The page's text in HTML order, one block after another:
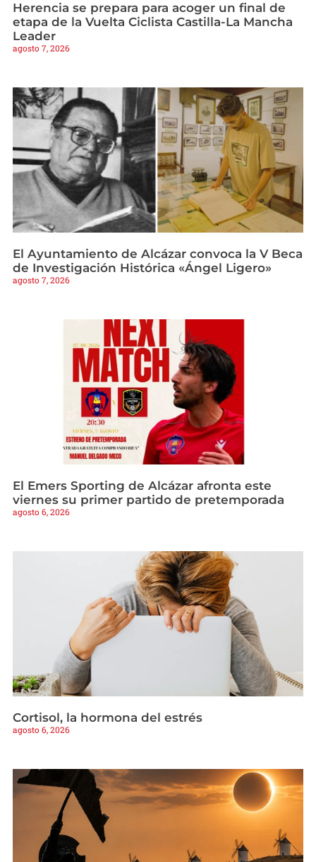
Herencia se prepara para acoger un final de
etapa de la Vuelta Ciclista Castilla-La Mancha
Leader
agosto 7, 2026
El Ayuntamiento de Alcázar convoca la V Beca
de Investigación Histórica «Ángel Ligero»
agosto 7, 2026
El Emers Sporting de Alcázar afronta este
viernes su primer partido de pretemporada
agosto 6, 2026
Cortisol, la hormona del estrés
agosto 6, 2026